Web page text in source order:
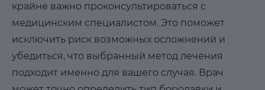
крайне важно проконсультироваться с
медицинским специалистом. Это поможет
исключить риск возможных осложнений и
убедиться, что выбранный метод лечения
подходит именно для вашего случая. Врач